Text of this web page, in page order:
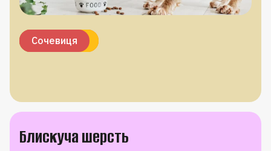
Пробіотики
Пребіотики
Псиліум
Ромашка
Сочевиця
Блискуча шерсть